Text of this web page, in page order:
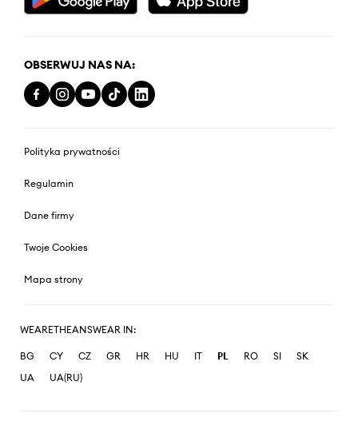
OBSERWUJ NAS NA:
Polityka prywatności
Regulamin
Dane firmy
Twoje Cookies
Mapa strony
WEARETHEANSWEAR IN:
BG CY CZ GR HR HU IT PL RO SI
SK
UA
UA(RU)